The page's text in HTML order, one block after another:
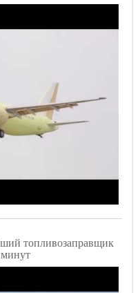
топливозаправщик